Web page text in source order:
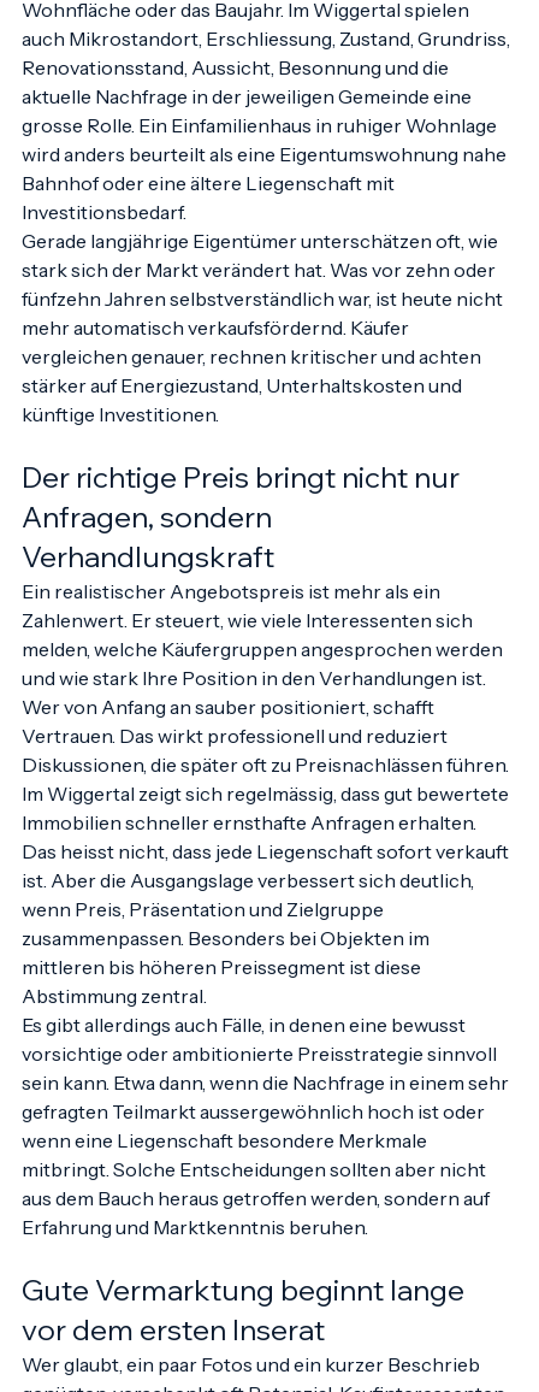
erfolgreichen Verkauf. Dabei zählt nicht nur die
Wohnfläche oder das Baujahr. Im Wiggertal spielen
auch Mikrostandort, Erschliessung, Zustand, Grundriss,
Renovationsstand, Aussicht, Besonnung und die
aktuelle Nachfrage in der jeweiligen Gemeinde eine
grosse Rolle. Ein Einfamilienhaus in ruhiger Wohnlage
wird anders beurteilt als eine Eigentumswohnung nahe
Bahnhof oder eine ältere Liegenschaft mit
Investitionsbedarf.
Gerade langjährige Eigentümer unterschätzen oft, wie
stark sich der Markt verändert hat. Was vor zehn oder
fünfzehn Jahren selbstverständlich war, ist heute nicht
mehr automatisch verkaufsfördernd. Käufer
vergleichen genauer, rechnen kritischer und achten
stärker auf Energiezustand, Unterhaltskosten und
Der richtige Preis bringt nicht nur
Anfragen, sondern
Verhandlungskraft
Ein realistischer Angebotspreis ist mehr als ein
Zahlenwert. Er steuert, wie viele Interessenten sich
melden, welche Käufergruppen angesprochen werden
und wie stark Ihre Position in den Verhandlungen ist.
Wer von Anfang an sauber positioniert, schafft
Vertrauen. Das wirkt professionell und reduziert
Diskussionen, die später oft zu Preisnachlässen führen.
Im Wiggertal zeigt sich regelmässig, dass gut bewertete
Immobilien schneller ernsthafte Anfragen erhalten.
Das heisst nicht, dass jede Liegenschaft sofort verkauft
ist. Aber die Ausgangslage verbessert sich deutlich,
wenn Preis, Präsentation und Zielgruppe
zusammenpassen. Besonders bei Objekten im
mittleren bis höheren Preissegment ist diese
Abstimmung zentral.
Es gibt allerdings auch Fälle, in denen eine bewusst
vorsichtige oder ambitionierte Preisstrategie sinnvoll
sein kann. Etwa dann, wenn die Nachfrage in einem sehr
gefragten Teilmarkt aussergewöhnlich hoch ist oder
wenn eine Liegenschaft besondere Merkmale
mitbringt. Solche Entscheidungen sollten aber nicht
aus dem Bauch heraus getroffen werden, sondern auf
Gute Vermarktung beginnt lange
vor dem ersten Inserat